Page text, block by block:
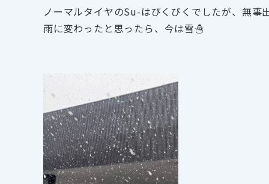
ノーマルタイヤのSu-はびくびくでしたが、無事
雨に変わったと思ったら、今は雪☃